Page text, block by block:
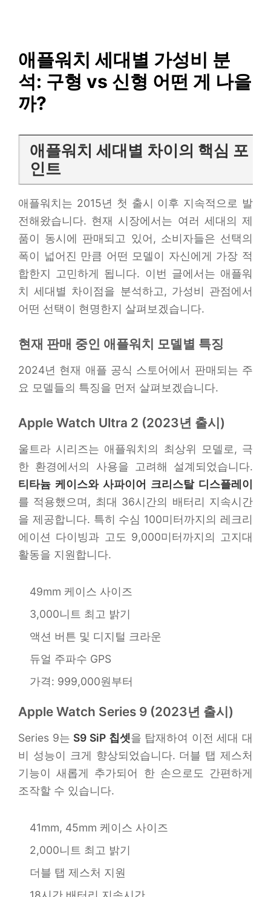
애플워치 세대별 가성비 분
석: 구형 vs 신형 어떤 게 나을
까?
애플워치 세대별 차이의 핵심 포
인트
애플워치는 2015년 첫 출시 이후 지속적으로 발
전해왔습니다. 현재 시장에서는 여러 세대의 제
품이 동시에 판매되고 있어, 소비자들은 선택의
폭이 넓어진 만큼 어떤 모델이 자신에게 가장 적
합한지 고민하게 됩니다. 이번 글에서는 애플워
치 세대별 차이점을 분석하고, 가성비 관점에서
어떤 선택이 현명한지 살펴보겠습니다.
현재 판매 중인 애플워치 모델별 특징
2024년 현재 애플 공식 스토어에서 판매되는 주
요 모델들의 특징을 먼저 살펴보겠습니다.
Apple Watch Ultra 2 (2023년 출시)
울트라 시리즈는 애플워치의 최상위 모델로, 극
한 환경에서의 사용을 고려해 설계되었습니다.
티타늄 케이스와 사파이어 크리스탈 디스플레이
를 적용했으며, 최대 36시간의 배터리 지속시간
을 제공합니다. 특히 수심 100미터까지의 레크리
에이션 다이빙과 고도 9,000미터까지의 고지대
활동을 지원합니다.
49mm 케이스 사이즈
3,000니트 최고 밝기
액션 버튼 및 디지털 크라운
듀얼 주파수 GPS
가격: 999,000원부터
Apple Watch Series 9 (2023년 출시)
Series 9는 S9 SiP 칩셋을 탑재하여 이전 세대 대
비 성능이 크게 향상되었습니다. 더블 탭 제스처
기능이 새롭게 추가되어 한 손으로도 간편하게
조작할 수 있습니다.
41mm, 45mm 케이스 사이즈
2,000니트 최고 밝기
더블 탭 제스처 지원